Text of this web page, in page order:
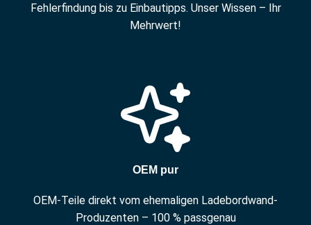
Fehlerfindung bis zu Einbautipps. Unser Wissen – Ihr
Mehrwert!
OEM pur
OEM-Teile direkt vom ehemaligen Ladebordwand-
Produzenten – 100 % passgenau